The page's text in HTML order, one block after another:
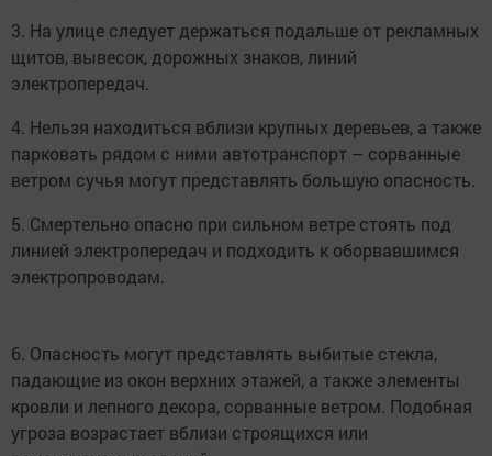
3. На улице следует держаться подальше от рекламных
щитов, вывесок, дорожных знаков, линий
электропередач.
4. Нельзя находиться вблизи крупных деревьев, а также
парковать рядом с ними автотранспорт – сорванные
ветром сучья могут представлять большую опасность.
5. Смертельно опасно при сильном ветре стоять под
линией электропередач и подходить к оборвавшимся
электропроводам.
6. Опасность могут представлять выбитые стекла,
падающие из окон верхних этажей, а также элементы
кровли и лепного декора, сорванные ветром. Подобная
угроза возрастает вблизи строящихся или